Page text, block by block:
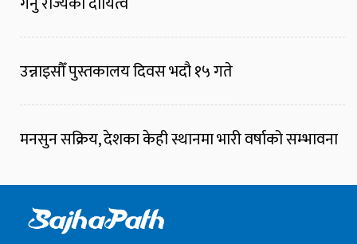
उन्नाइसौँ पुस्तकालय दिवस भदौ १५ गते
मनसुन सक्रिय, देशका केही स्थानमा भारी वर्षाको सम्भावना